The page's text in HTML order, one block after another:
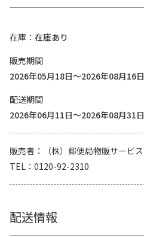
在庫
在庫あり
販売期間
2026年05月18日～2026年08月16日
配送期間
2026年06月11日～2026年08月31日
販売者
（株）郵便局物販サービス
TEL
0120-92-2310
配送情報